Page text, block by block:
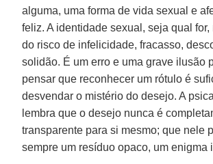
alguma, uma forma de vida sexual e
feliz. A identidade sexual, seja qual for,
do risco de infelicidade, fracasso,
solidão. É um erro e uma grave ilusão
pensar que reconhecer um rótulo é
desvendar o mistério do desejo. A
lembra que o desejo nunca é
transparente para si mesmo; que nele
sempre um resíduo opaco, um enigma